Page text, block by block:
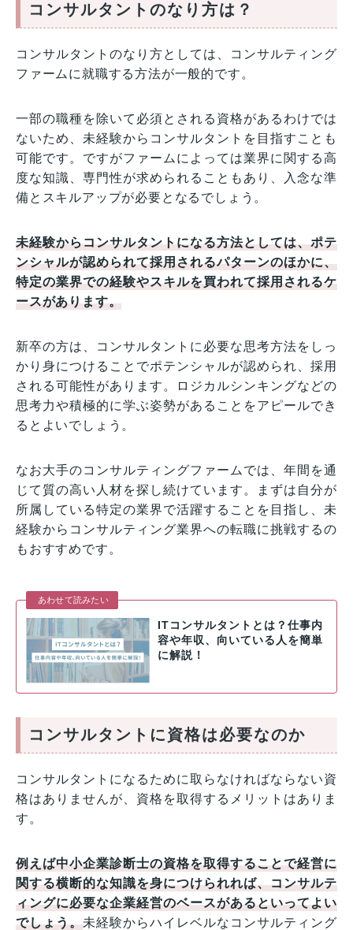
コンサルタントのなり方は？
コンサルタントのなり方としては、コンサルティング
ファームに就職する方法が一般的です。
一部の職種を除いて必須とされる資格があるわけでは
ないため、未経験からコンサルタントを目指すことも
可能です。ですがファームによっては業界に関する高
度な知識、専門性が求められることもあり、入念な準
備とスキルアップが必要となるでしょう。
未経験からコンサルタントになる方法としては、ポテ
ンシャルが認められて採用されるパターンのほかに、
特定の業界での経験やスキルを買われて採用されるケ
ースがあります。
新卒の方は、コンサルタントに必要な思考方法をしっ
かり身につけることでポテンシャルが認められ、採用
される可能性があります。ロジカルシンキングなどの
思考力や積極的に学ぶ姿勢があることをアピールでき
るとよいでしょう。
なお大手のコンサルティングファームでは、年間を通
じて質の高い人材を探し続けています。まずは自分が
所属している特定の業界で活躍することを目指し、未
経験からコンサルティング業界への転職に挑戦するの
もおすすめです。
あわせて読みたい
ITコンサルタントとは？仕事内
容や年収、向いている人を簡単
に解説！
コンサルタントに資格は必要なのか
コンサルタントになるために取らなければならない資
格はありませんが、資格を取得するメリットはありま
す。
例えば中小企業診断士の資格を取得することで経営に
関する横断的な知識を身につけられれば、コンサルテ
ィングに必要な企業経営のベースがあるといってよい
でしょう。未経験からハイレベルなコンサルティング